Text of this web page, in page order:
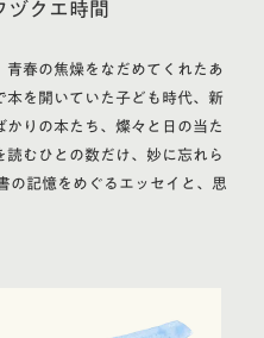
ヅクエ時間
青春の焦燥をなだめてくれたあ
を開いていた子ども時代、新
りの本たち、燦々と日の当た
むひとの数だけ、妙に忘れら
の記憶をめぐるエッセイと、思